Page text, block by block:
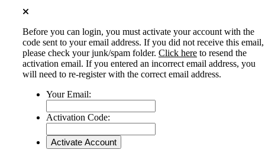
Before you can login, you must activate your account with the
code sent to your email address. If you did not receive this email,
please check your junk/spam folder. Click here to resend the
activation email. If you entered an incorrect email address, you
will need to re-register with the correct email address.
Your Email:
Activation Code: